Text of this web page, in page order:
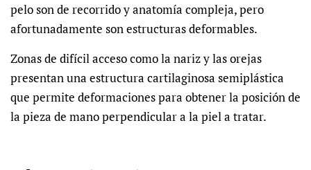
pelo son de recorrido y anatomía compleja, pero
afortunadamente son estructuras deformables.
Zonas de difícil acceso como la nariz y las orejas
presentan una estructura cartilaginosa semiplástica
que permite deformaciones para obtener la posición de
la pieza de mano perpendicular a la piel a tratar.